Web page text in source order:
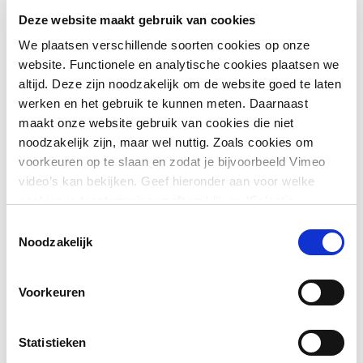
Deze website maakt gebruik van cookies
We plaatsen verschillende soorten cookies op onze
website. Functionele en analytische cookies plaatsen we
altijd. Deze zijn noodzakelijk om de website goed te laten
werken en het gebruik te kunnen meten. Daarnaast
maakt onze website gebruik van cookies die niet
noodzakelijk zijn, maar wel nuttig. Zoals cookies om
voorkeuren op te slaan en zodat je bijvoorbeeld Vimeo
video’s kan bekijken. Geef hieronder aan voor welke
akkoord met het plaatsen van alle cookies.
Meer over
Noodzakelijk
Voorkeuren
Statistieken
Natuurwaarden en wens van
mens
stikstofdepositie wordt gecombineerd met het inpassen
landschapsbeleving, mogelijkheid tot recreatie en